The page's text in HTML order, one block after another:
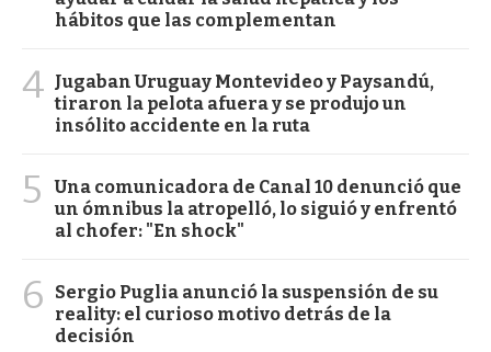
hábitos que las complementan
4 Jugaban Uruguay Montevideo y Paysandú,
tiraron la pelota afuera y se produjo un
insólito accidente en la ruta
5
Una comunicadora de Canal 10 denunció que
un ómnibus la atropelló, lo siguió y enfrentó
al chofer: "En shock"
6
Sergio Puglia anunció la suspensión de su
reality: el curioso motivo detrás de la
decisión